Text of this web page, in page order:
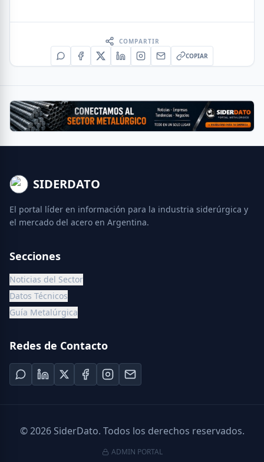
COMPARTIR
COPIAR
SIDERDATO
El portal líder en información para la industria siderúrgica y
el mercado del acero en Argentina.
Secciones
Noticias del Sector
Datos Técnicos
Guía Metalúrgica
Redes de Contacto
©2026SiderDato. Todos los derechos reservados.
ADMIN PORTAL